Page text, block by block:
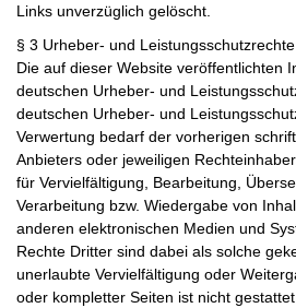
Links unverzüglich gelöscht.
§ 3 Urheber- und Leistungsschutzrechte
Die auf dieser Website veröffentlichten
deutschen Urheber- und
deutschen Urheber- und
Verwertung bedarf der vorherigen
Anbieters oder jeweiligen
für Vervielfältigung, Bearbeitung,
Verarbeitung bzw. Wiedergabe von
anderen elektronischen Medien und
Rechte Dritter sind dabei als solche
unerlaubte Vervielfältigung oder
oder kompletter Seiten ist nicht